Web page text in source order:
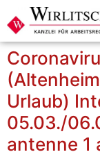
Urlaub)
05.03./
antenne 1